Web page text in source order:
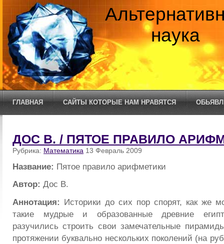
наука
ГЛАВНАЯ САЙТЫ КОТОРЫЕ НАМ НРАВЯТСЯ
ДОС В. / ПЯТОЕ ПРАВИЛО
Рубрика: Математика 13 Февраль 2009
Название: Пятое правило арифметики
Автор: Дос В.
Аннотация: Историки до сих пор спорят, как же
такие мудрые и образованные древние
разучились строить свои замечательные
протяжении буквально нескольких поколений (на